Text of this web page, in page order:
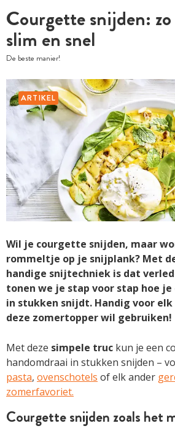
Courgette snijden:
slim en snel
De beste manier!
ARTIKEL
Wil je courgette snijden, maar
rommeltje op je snijplank? Met
handige snijtechniek is dat
tonen we je stap voor stap hoe
in stukken snijdt. Handig voor
deze zomertopper wil gebruiken!
Met deze simpele truc kun je een
handomdraai in stukken snijden –
pasta, ovenschotels of elk ander
zomerfavoriet.
Courgette snijden zoals het